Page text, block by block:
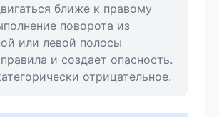
ближе к правому
поворота из
или левой полосы
и создает опасность.
отрицательное.